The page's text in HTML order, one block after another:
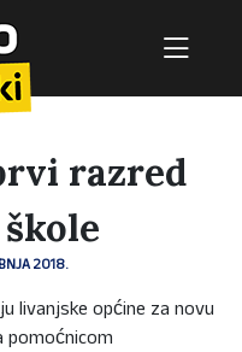
razred
2018.
livanjske općine za novu
pomoćnicom